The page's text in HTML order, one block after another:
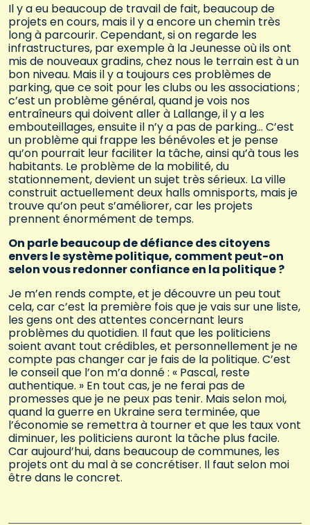
Il y a eu beaucoup de travail de fait, beaucoup de
projets en cours, mais il y a encore un chemin très
long à parcourir. Cependant, si on regarde les
infrastructures, par exemple à la Jeunesse où ils ont
mis de nouveaux gradins, chez nous le terrain est à un
bon niveau. Mais il y a toujours ces problèmes de
parking, que ce soit pour les clubs ou les associations ;
c’est un problème général, quand je vois nos
entraîneurs qui doivent aller à Lallange, il y a les
embouteillages, ensuite il n’y a pas de parking… C’est
un problème qui frappe les bénévoles et je pense
qu’on pourrait leur faciliter la tâche, ainsi qu’à tous les
habitants. Le problème de la mobilité, du
stationnement, devient un sujet très sérieux. La ville
construit actuellement deux halls omnisports, mais je
trouve qu’on peut s’améliorer, car les projets
prennent énormément de temps.
On parle beaucoup de défiance des citoyens
envers le système politique, comment peut-on
selon vous redonner confiance en la politique ?
Je m’en rends compte, et je découvre un peu tout
cela, car c’est la première fois que je vais sur une liste,
les gens ont des attentes concernant leurs
problèmes du quotidien. Il faut que les politiciens
soient avant tout crédibles, et personnellement je ne
compte pas changer car je fais de la politique. C’est
le conseil que l’on m’a donné : « Pascal, reste
authentique. » En tout cas, je ne ferai pas de
promesses que je ne peux pas tenir. Mais selon moi,
quand la guerre en Ukraine sera terminée, que
l’économie se remettra à tourner et que les taux vont
diminuer, les politiciens auront la tâche plus facile.
Car aujourd’hui, dans beaucoup de communes, les
projets ont du mal à se concrétiser. Il faut selon moi
être dans le concret.